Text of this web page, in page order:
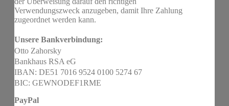
Verwendungszweck anzugeben, damit Ihre Zahlung
zugeordnet werden kann.
Unsere Bankverbindung:
Otto Zahorsky
Bankhaus RSA eG
IBAN: DE51 7016 9524 0100 5274 67
BIC: GEWNODEF1RME
PayPal